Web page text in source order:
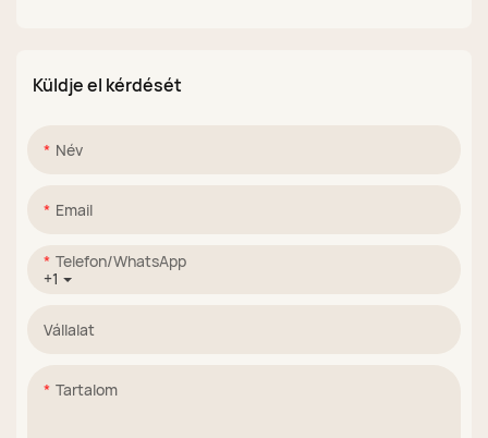
Küldje el kérdését
Név
Email
+1
Telefon/WhatsApp
Vállalat
Tartalom